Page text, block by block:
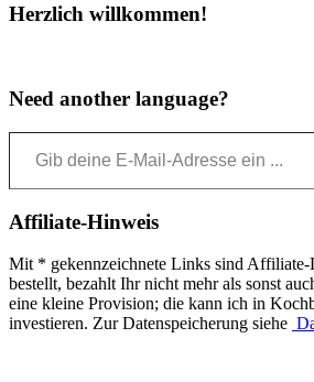
Herzlich willkommen!
Need another language?
Gib deine E-Mail-Adresse ein ...
Affiliate-Hinweis
Mit * gekennzeichnete Links sind
bestellt, bezahlt Ihr nicht mehr als sonst
eine kleine Provision; die kann ich in
investieren. Zur Datenspeicherung siehe